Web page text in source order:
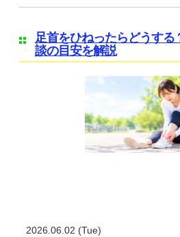
足首をひねったらどうする
談の目安を解説
2026.06.02 (Tue)